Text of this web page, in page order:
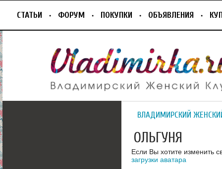
СТАТЬИ ФОРУМ ПОКУПКИ ОБЪЯВЛЕНИЯ
ВЛАДИМИРСКИЙ
ОЛЬГУНЯ
Если Вы хотите изменить
загрузки аватара